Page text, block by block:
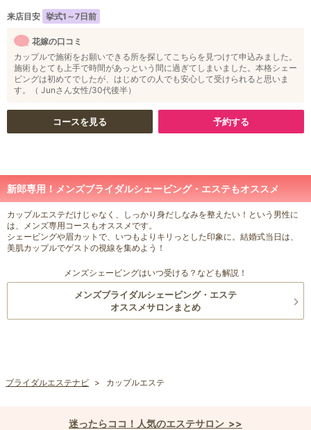
来店目安 挙式1～7日前
花嫁の口コミ
カップルで施術をお願いできる所を探してこちらを見つけて申込みました。
施術もとても上手で時間があっという間に過ぎてしまいました。本格シェー
ビングは初めてでしたが、はじめての人でも安心して受けられると思いま
す。（ Junさん女性/30代後半）
コースを見る 予約する
新郎専用！メンズブライダルシェービング・エステもオススメ
カップルエステだけじゃなく、しっかり身だしなみを整えたい！という男性に
は、メンズ専用コースもオススメです。
シェービングや眉カットで、いつもよりキリっとした印象に。結婚式当日は、
美肌カップルでゲストの視線を集めよう！
メンズシェービングはいつ受ける？なども解説！
メンズブライダルシェービング・エステ
オススメサロンまとめ
ブライダルエステナビ カップルエステ
迷ったらココ！人気のエステサロン >>